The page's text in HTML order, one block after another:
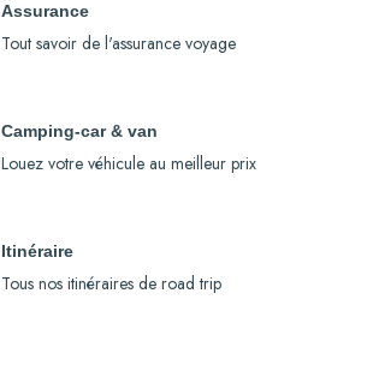
Assurance
Tout savoir de l'assurance voyage
Camping-car & van
Louez votre véhicule au meilleur prix
Itinéraire
Tous nos itinéraires de road trip